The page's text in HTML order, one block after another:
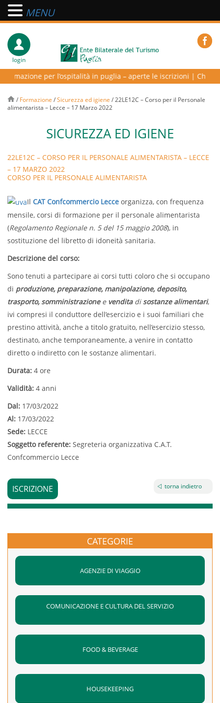
login
per l’ospitalità in puglia – aperte le iscrizioni|
/ Formazione /Sicurezza ed igiene /22LE12C – Corso per il Personale
alimentarista – Lecce – 17 Marzo 2022
SICUREZZA ED IGIENE
22LE12C – CORSO PER IL PERSONALE ALIMENTARISTA – LECCE
– 17 MARZO 2022
CORSO PER IL PERSONALE ALIMENTARISTA
Il CAT Confcommercio Lecce organizza, con frequenza
mensile, corsi di formazione per il personale alimentarista
(Regolamento Regionale n. 5 del 15 maggio 2008), in
sostituzione del libretto di idoneità sanitaria.
Descrizione del corso:
Sono tenuti a partecipare ai corsi tutti coloro che si occupano
di produzione, preparazione, manipolazione, deposito,
trasporto, somministrazionee venditadi sostanze alimentari,
ivi compresi il conduttore dell’esercizio e i suoi familiari che
prestino attività, anche a titolo gratuito, nell’esercizio stesso,
destinato, anche temporaneamente, a venire in contatto
diretto o indiretto con le sostanze alimentari.
Durata: 4 ore
Validità: 4 anni
Dal: 17/03/2022
Al: 17/03/2022
Sede: LECCE
Soggetto referente: Segreteria organizzativa C.A.T.
Confcommercio Lecce
ISCRIZIONE torna indietro
CATEGORIE
AGENZIE DI VIAGGIO
COMUNICAZIONE E CULTURA DEL SERVIZIO
FOOD & BEVERAGE
HOUSEKEEPING
MENU